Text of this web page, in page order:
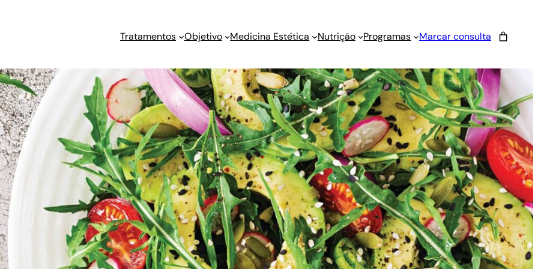
Tratamentos Objetivo Medicina Estética Nutrição Programas Marcar consulta